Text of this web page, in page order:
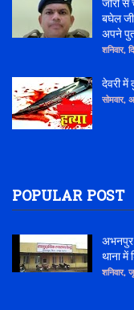
जोरो से
बघेल
अपने
शनिवार,
देवरी में
POPULAR POST
अभनपुर
थाना में